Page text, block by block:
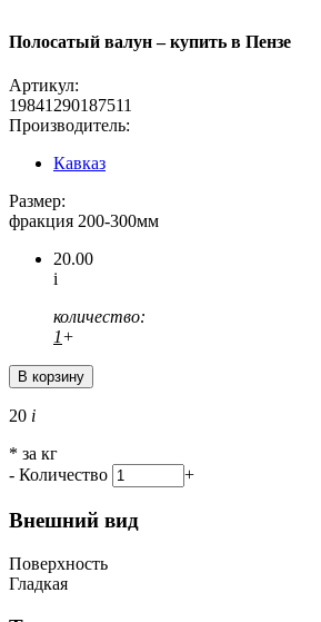
Полосатый валун – купить в Пензе
Артикул:
19841290187511
Производитель:
Кавказ
Размер:
фракция 200-300мм
20.00
i
количество:
1+
20 i
* за кг
- Количество +
Внешний вид
Поверхность
Гладкая